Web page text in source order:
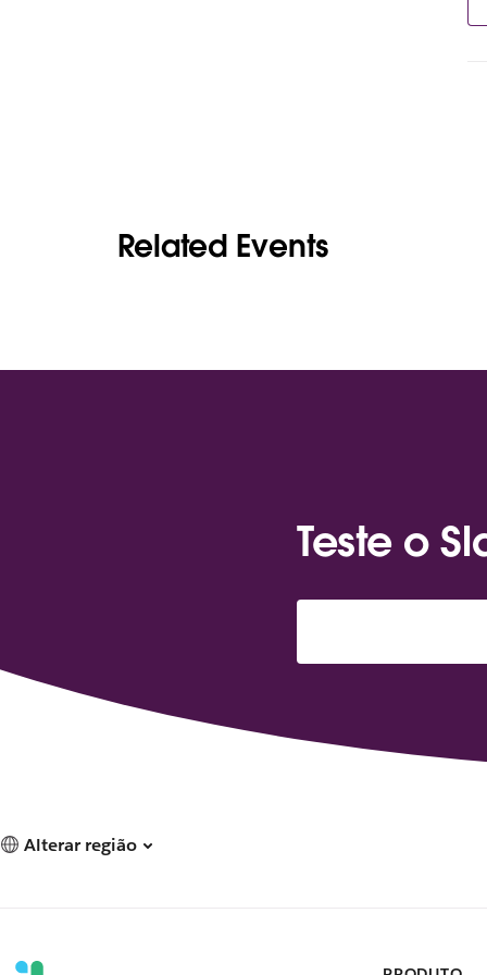
Related Events
Teste o
Alterar região